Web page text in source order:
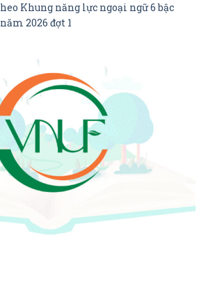
Khung năng lực ngoại ngữ 6 bậc
2026 đợt 1